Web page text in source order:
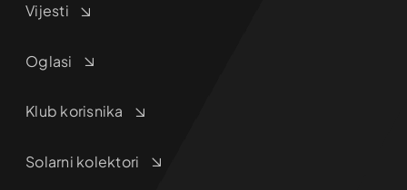
Vijesti
Oglasi
Klub korisnika
Solarni kolektori